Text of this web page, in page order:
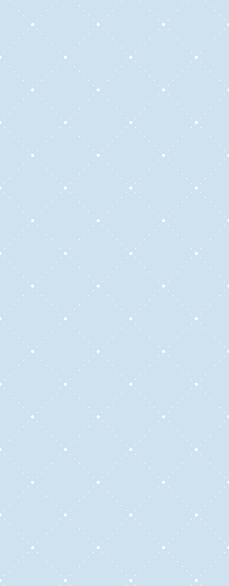
Calidad:
Clases impartidas por
profesionales con experiencia y dedicación.
Accesibilidad:
Ofrecemos un entorno de
aprendizaje accesible, inclusivo y práctico
para todos.
Crecimiento Personal:
Fomentamos el
desarrollo integral de nuestros estudiantes,
no solo en el idioma, sino también en
habilidades interpersonales y profesionales.
El programa está diseñado para jóvenes y
adultos que buscan aprender inglés de
manera flexible y personalizada, ya sea que
sean principiantes o que deseen perfeccionar
sus habilidades. También se ofrece enseñanza
de inglés con fines específicos (ESP) adaptada
a diversas orientaciones profesionales.